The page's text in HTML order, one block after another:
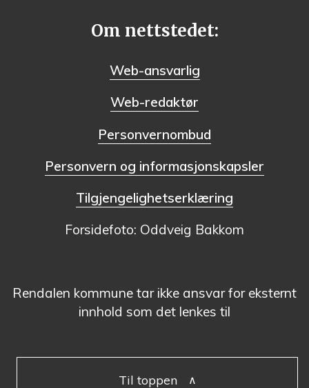
Om nettstedet:
Web-ansvarlig
Web-redaktør
Personvernombud
Personvern og informasjonskapsler
Tilgjengelighetserklæring
Forsidefoto: Oddveig Bakkom
Rendalen kommune tar ikke ansvar for eksternt
innhold som det lenkes til
Til toppen